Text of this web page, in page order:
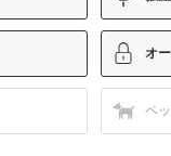
オ
ペ